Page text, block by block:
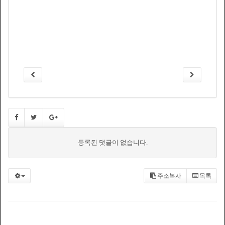
등록된 댓글이 없습니다.
주소복사 목록